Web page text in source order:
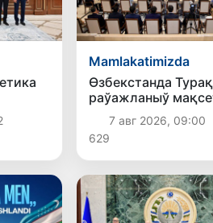
Mamlakatimizda
Өзбекстанда
раўажланыў
айлығы басланды
7 авг 2026, 09:00
629